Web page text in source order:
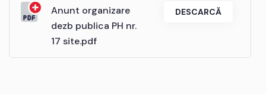
Anunt organizare
dezb publica PH nr.
17 site.pdf
DESCARCĂ